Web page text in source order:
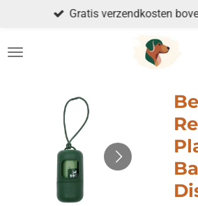
naar
Gratis verzendkosten